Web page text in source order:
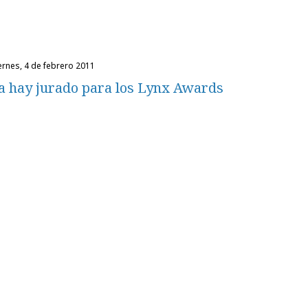
4 de febrero 2011
hay jurado para los Lynx Awards